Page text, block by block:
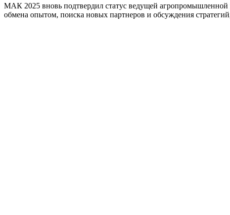
МАК 2025 вновь подтвердил статус ведущей агропромышленной
обмена опытом, поиска новых партнеров и обсуждения